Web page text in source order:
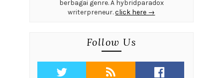
berbagai genre. A hybridparadox
writerpreneur.click here →
Follow Us